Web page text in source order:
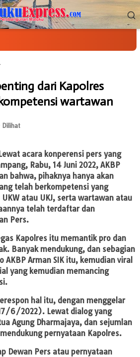
dari Kapolres
wartawan
Dilihat
acara konperensi pers yang
Rabu, 14 Juni 2022, AKBP
bahwa, pihaknya hanya akan
telah berkompetensi yang
atau UKJ, serta wartawan atau
telah terdaftar dan
Pers.
Kapolres itu memantik pro dan
Banyak mendukung, dan sebagian
AKBP Arman SIK itu, kemudian viral
yang kemudian memancing
hal itu, dengan menggelar
6/2022). Lewat dialog yang
Agung Dharmajaya, dan sejumlan
pernyataan Kapolres.
Dewan Pers atau pernyataan